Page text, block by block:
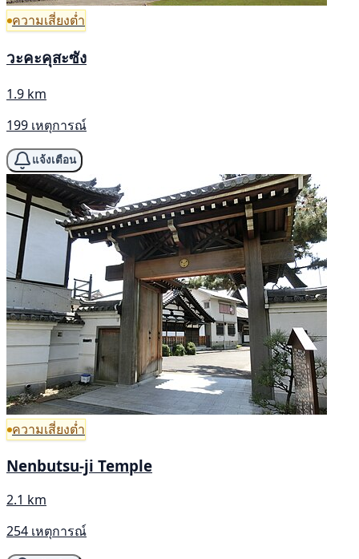
ความเสี่ยงต่ำ
วะคะคุสะซัง
1.9 km
199 เหตุการณ์
แจ้งเตือน
ความเสี่ยงต่ำ
Nenbutsu-ji Temple
2.1 km
254 เหตุการณ์